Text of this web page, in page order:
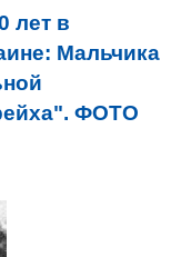
лет в
Мальчика
ФОТО